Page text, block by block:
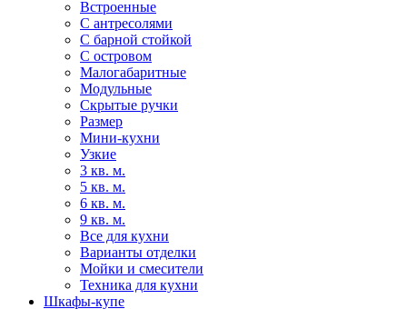
Встроенные
С антресолями
С барной стойкой
С островом
Малогабаритные
Модульные
Скрытые ручки
Размер
Мини-кухни
Узкие
3 кв. м.
5 кв. м.
6 кв. м.
9 кв. м.
Все для кухни
Варианты отделки
Мойки и смесители
Техника для кухни
Шкафы-купе